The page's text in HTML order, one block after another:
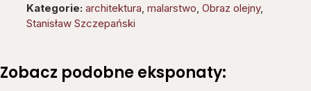
Kategorie: architektura malarstwo Obraz olejny,
Stanisław Szczepański
Zobacz podobne eksponaty: